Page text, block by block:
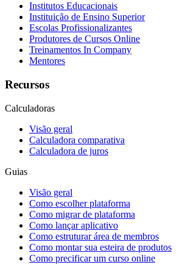
Institutos Educacionais
Instituição de Ensino Superior
Escolas Profissionalizantes
Produtores de Cursos Online
Treinamentos In Company
Mentores
Recursos
Calculadoras
Visão geral
Calculadora comparativa
Calculadora de juros
Guias
Visão geral
Como escolher plataforma
Como migrar de plataforma
Como lançar aplicativo
Como estruturar área de membros
Como montar sua esteira de produtos
Como precificar um curso online